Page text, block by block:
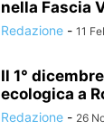
nella Fascia
Redazione - 11
Il 1°
ecologica a
Redazione - 26